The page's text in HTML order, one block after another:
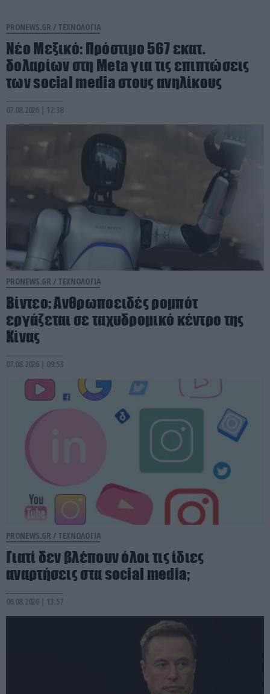
PRONEWS.GR / ΤΕΧΝΟΛΟΓΙΑ
Nέο Μεξικό: Πρόστιμο 567 εκατ.
δολαρίων στη Meta για τις επιπτώσεις
των social media στους ανηλίκους
07.08.2026 | 12:38
PRONEWS.GR / ΤΕΧΝΟΛΟΓΙΑ
Βίντεο: Ανθρωποειδές ρομπότ
εργάζεται σε ταχυδρομικό κέντρο της
Κίνας
07.08.2026 | 09:53
PRONEWS.GR / ΤΕΧΝΟΛΟΓΙΑ
Γιατί δεν βλέπουν όλοι τις ίδιες
αναρτήσεις στα social media;
06.08.2026 | 13:57